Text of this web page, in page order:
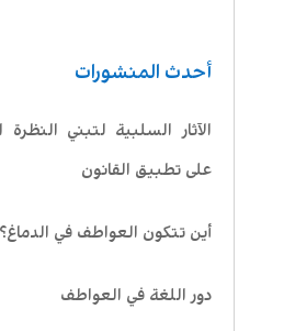
أحدث المنشورات
الآثار السلبية لتبني
على تطبيق القانون
أين تتكون العواطف في الدماغ؟
دور اللغة في العواطف